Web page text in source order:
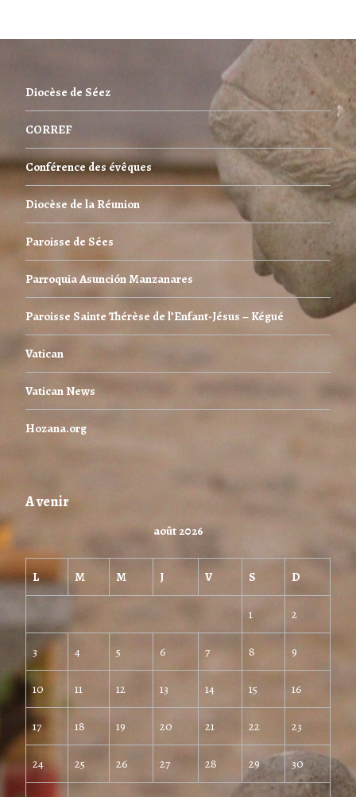
Diocèse de Séez
CORREF
Conférence des évêques
Diocèse de la Réunion
Paroisse de Sées
Parroquia Asunción Manzanares
Paroisse Sainte Thérèse de l’Enfant-Jésus – Kégué
Vatican
Vatican News
Hozana.org
A venir
août 2026
L M M J V S D
1 2
3 4 5 6 7 8 9
10 11 12 13 14 15 16
17 18 19 20 21 22 23
24 25 26 27 28 29 30